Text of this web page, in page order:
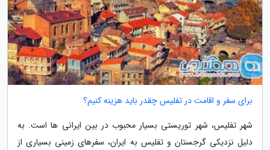
برای سفر و اقامت در تفلیس چقدر باید هزینه کنیم؟
شهر تفلیس، شهر توریستی بسیار محبوب در بین ایرانی ها است. به
دلیل نزدیکی گرجستان و تفلیس به ایران، سفرهای زمینی بسیاری از